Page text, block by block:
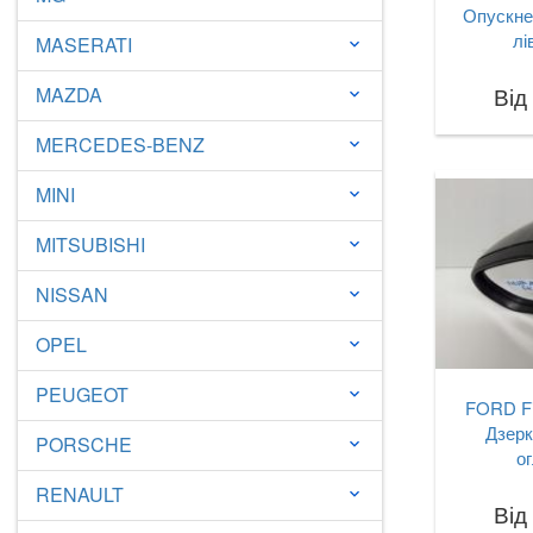
MASERATI keyboard_arrow_down
MAZDA keyboard_arrow_down
MERCEDES-BENZ keyboard_arrow_down
MINI keyboard_arrow_down
MITSUBISHI keyboard_arrow_down
NISSAN keyboard_arrow_down
OPEL keyboard_arrow_down
PEUGEOT keyboard_arrow_down
PORSCHE keyboard_arrow_down
RENAULT keyboard_arrow_down
FORD